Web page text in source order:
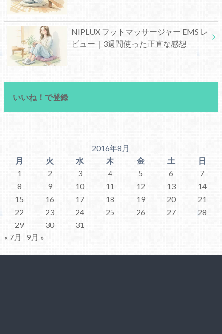
NIPLUX フットマッサージャー EMS レ
ビュー｜3週間使った正直な感想
いいね！で登録
2016年8月
月
火 水 木 金 土
日
1
2 3 4 5 6
7
8
9 10 11 12 13
14
15
16 17 18 19 20
21
22
23 24 25 26 27
28
29
30
31
« 7月
9月 »